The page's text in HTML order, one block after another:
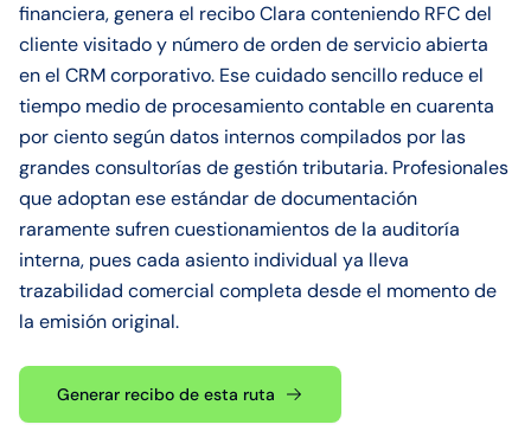
financiera, genera el recibo Clara conteniendo RFC del
cliente visitado y número de orden de servicio abierta
en el CRM corporativo. Ese cuidado sencillo reduce el
tiempo medio de procesamiento contable en cuarenta
por ciento según datos internos compilados por las
grandes consultorías de gestión tributaria. Profesionales
que adoptan ese estándar de documentación
raramente sufren cuestionamientos de la auditoría
interna, pues cada asiento individual ya lleva
trazabilidad comercial completa desde el momento de
la emisión original.
Generar recibo de esta ruta